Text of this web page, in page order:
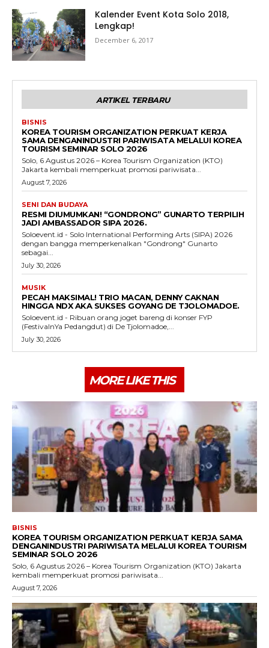
Kalender Event Kota Solo 2018,
Lengkap!
December 6, 2017
ARTIKEL TERBARU
BISNIS
KOREA TOURISM ORGANIZATION PERKUAT KERJA
SAMA DENGANINDUSTRI PARIWISATA MELALUI KOREA
TOURISM SEMINAR SOLO 2026
Solo, 6 Agustus 2026 – Korea Tourism Organization (KTO)
Jakarta kembali memperkuat promosi pariwisata...
August 7, 2026
SENI DAN BUDAYA
RESMI DIUMUMKAN! “GONDRONG” GUNARTO TERPILIH
JADI AMBASSADOR SIPA 2026.
Soloevent.id - Solo International Performing Arts (SIPA) 2026
dengan bangga memperkenalkan "Gondrong" Gunarto
sebagai...
July 30, 2026
MUSIK
PECAH MAKSIMAL! TRIO MACAN, DENNY CAKNAN
HINGGA NDX AKA SUKSES GOYANG DE TJOLOMADOE.
Soloevent.id - Ribuan orang joget bareng di konser FYP
(FestivalnYa Pedangdut) di De Tjolomadoe,...
July 30, 2026
MORE LIKE THIS
BISNIS
KOREA TOURISM ORGANIZATION PERKUAT KERJA SAMA
DENGANINDUSTRI PARIWISATA MELALUI KOREA TOURISM
SEMINAR SOLO 2026
Solo, 6 Agustus 2026 – Korea Tourism Organization (KTO) Jakarta
kembali memperkuat promosi pariwisata...
August 7, 2026